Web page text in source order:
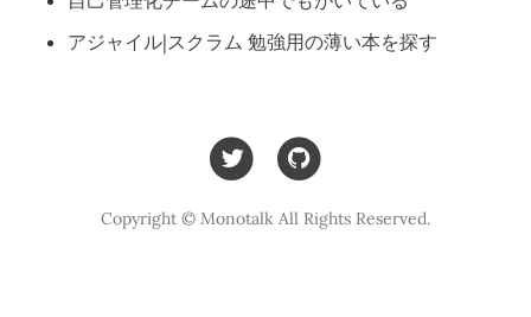
アジャイル|スクラム 勉強用の薄い本を探す
Copyright © Monotalk All Rights Reserved.